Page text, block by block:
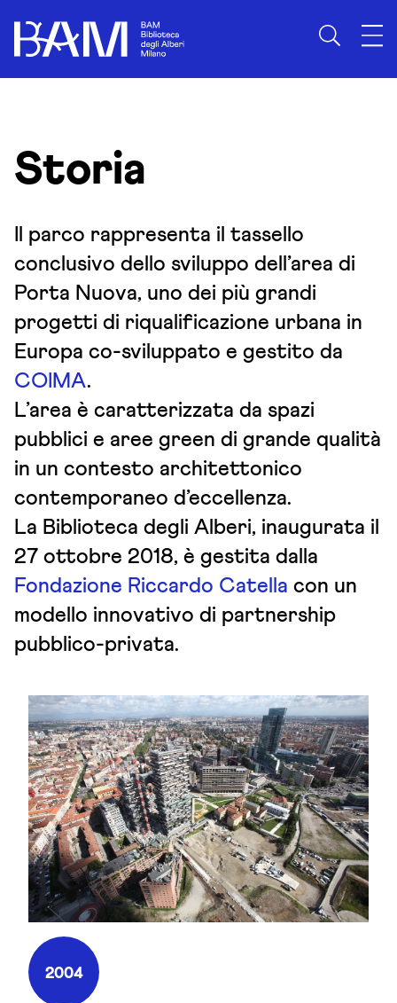
Storia
Il parco rappresenta il tassello
conclusivo dello sviluppo dell’area di
Porta Nuova, uno dei più grandi
progetti di riqualificazione urbana in
Europa co-sviluppato e gestito da
COIMA.
L’area è caratterizzata da spazi
pubblici e aree green di grande qualità
in un contesto architettonico
contemporaneo d’eccellenza.
La Biblioteca degli Alberi, inaugurata il
27 ottobre 2018, è gestita dalla
Fondazione Riccardo Catella con un
modello innovativo di partnership
pubblico-privata.
2004